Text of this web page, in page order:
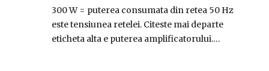
300 W = puterea consumata din retea 50 Hz
este tensiunea retelei. Citeste mai departe
eticheta alta e puterea amplificatorului.…